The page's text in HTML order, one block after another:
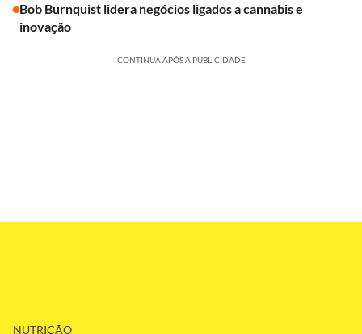
Bob Burnquist lidera negócios ligados a cannabis e
inovação
CONTINUA APÓS A PUBLICIDADE
NUTRIÇÃO